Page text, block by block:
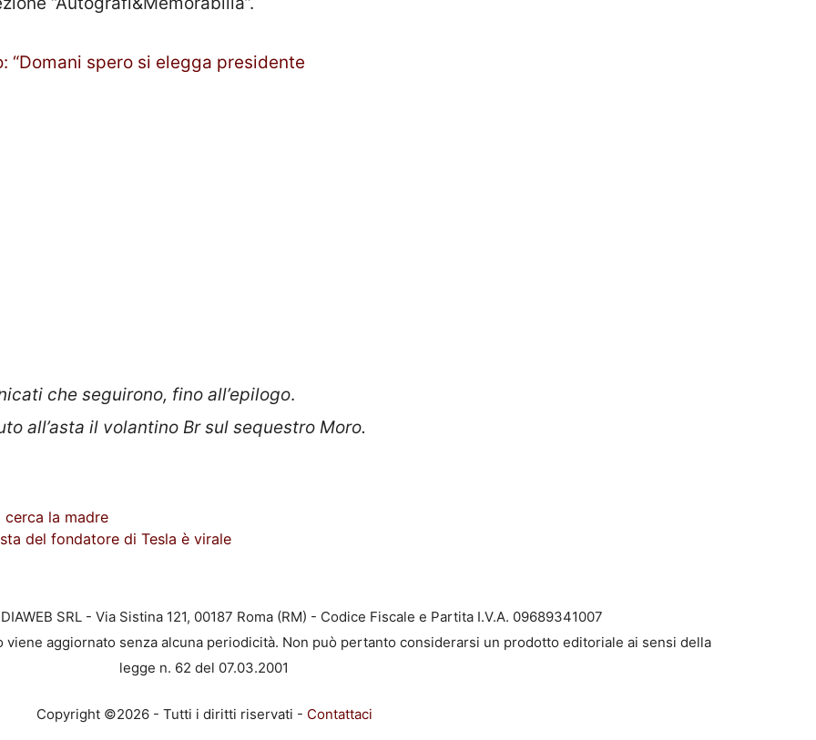
“Domani spero si elegga presidente
che seguirono, fino all’epilogo.
all’asta il volantino Br sul sequestro Moro.
la madre
del fondatore di Tesla è virale
SRL - Via Sistina 121, 00187 Roma (RM) - Codice Fiscale e Partita I.V.A. 09689341007
aggiornato senza alcuna periodicità. Non può pertanto considerarsi un prodotto editoriale ai sensi della
legge n. 62 del 07.03.2001
Copyright ©2026 - Tutti i diritti riservati - Contattaci